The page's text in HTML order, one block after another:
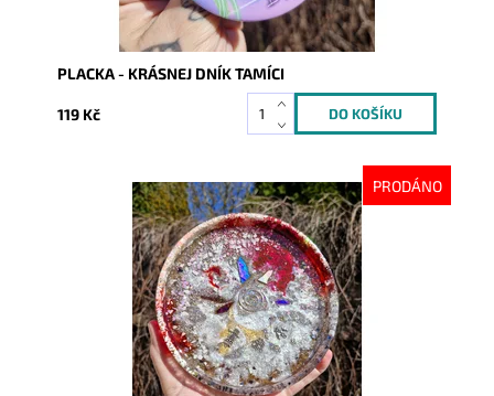
PLACKA - KRÁSNEJ DNÍK TAMÍCI
119 Kč
PRODÁNO
Dostupnost:
Vyprodáno
10160